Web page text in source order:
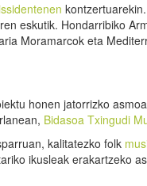
eskutik. Hondarribiko
Moramarcok eta
honen jatorrizko
Bidasoa Txingudi
kalitatezko folk
ikusleak erakartzeko